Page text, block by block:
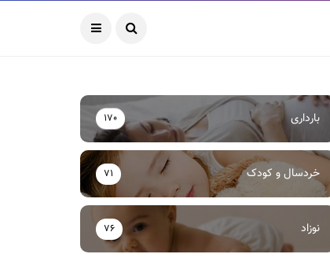
بارداری 170
خردسال و کودک 71
نوزاد 76